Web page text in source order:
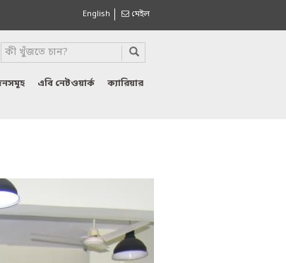
English মেইল
এবি নেটওয়ার্ক ক্যারিয়ার